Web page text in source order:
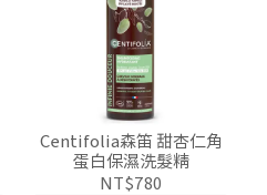
Centifolia森笛 甜杏仁角
蛋白保濕洗髮精
NT$780